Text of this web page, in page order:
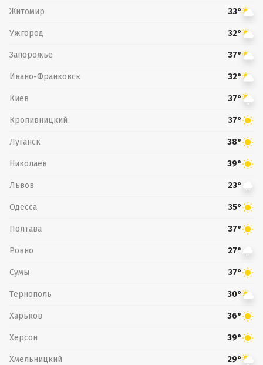
Житомир 33°
Ужгород 32°
Запорожье 37°
Ивано-Франковск 32°
Киев 37°
Кропивницкий 37°
Луганск 38°
Николаев 39°
Львов 23°
Одесса 35°
Полтава 37°
Ровно 27°
Сумы 37°
Тернополь 30°
Харьков 36°
Херсон 39°
Хмельницкий 29°